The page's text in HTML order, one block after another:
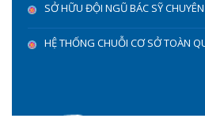
SỞ HỮU ĐỘI NGŨ BÁC SỸ
HỆ THỐNG CHUỖI CƠ SỞ TOÀN